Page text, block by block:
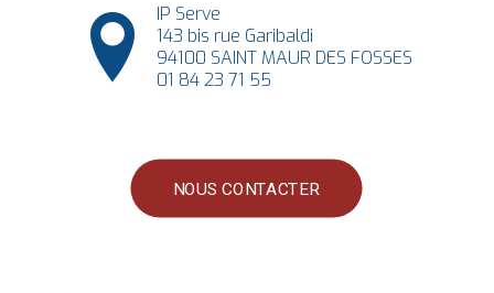
IP Serve
143 bis rue Garibaldi
94100 SAINT MAUR DES FOSSES
01 84 23 71 55
NOUS CONTACTER